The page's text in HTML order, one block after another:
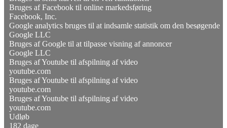
Bruges af Facebook til online markedsføring
Facebook, Inc.
Google analytics bruges til at indsamle statistik om den besøgende
Google LLC
Bruges af Google til at tilpasse visning af annoncer
Google LLC
Bruges af Youtube til afspilning af video
youtube.com
Bruges af Youtube til afspilning af video
youtube.com
Bruges af Youtube til afspilning af video
youtube.com
Udløb
182 dage